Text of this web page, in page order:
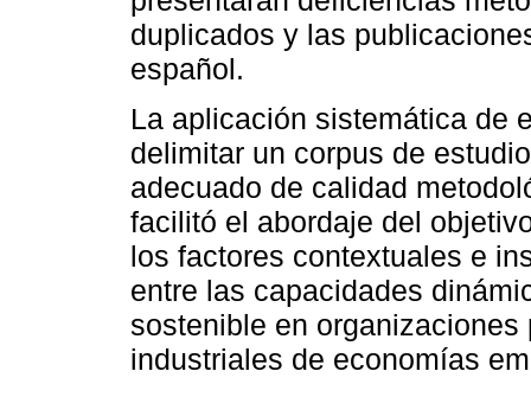
duplicados y las
español.
La aplicación sistemática de
delimitar un corpus de
adecuado de calidad
facilitó el abordaje del
los factores contextuales e
entre las capacidades
sostenible en
industriales de economías